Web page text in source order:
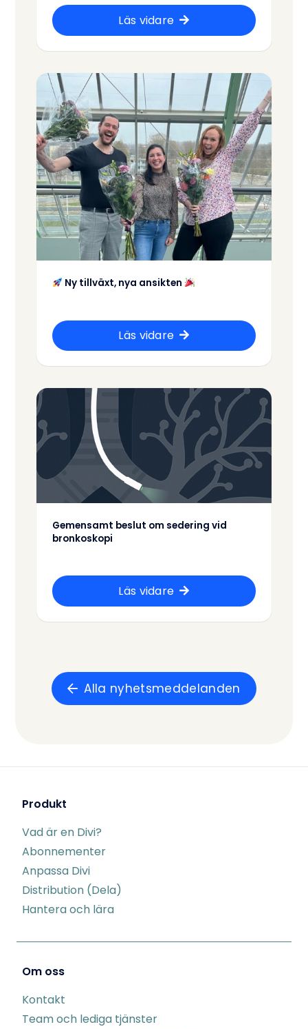
Läs vidare
Ny tillväxt, nya ansikten
Läs vidare
Gemensamt beslut om sedering vid
bronkoskopi
Läs vidare
Alla nyhetsmeddelanden
Produkt
Vad är en Divi?
Abonnementer
Anpassa Divi
Distribution (Dela)
Hantera och lära
Om oss
Kontakt
Team och lediga tjänster